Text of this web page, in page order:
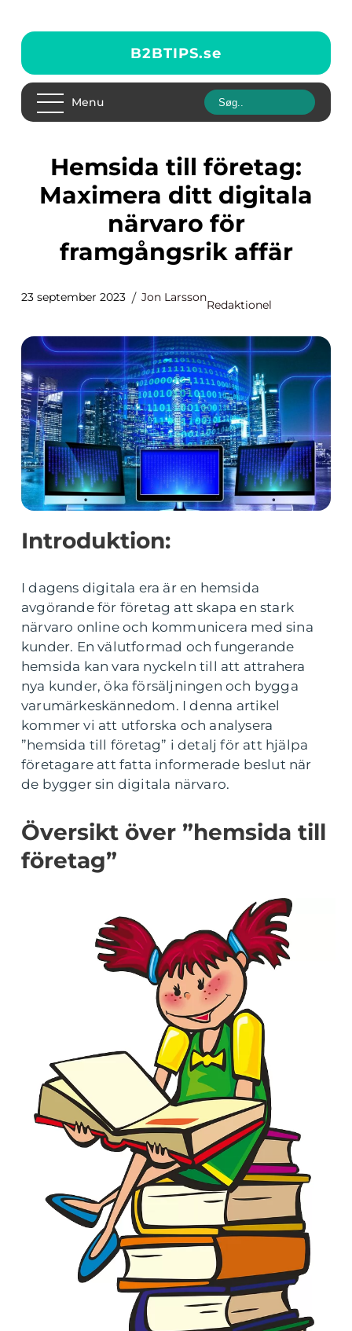
B2BTIPS.se
Menu
Hemsida till företag:
Maximera ditt digitala
närvaro för
framgångsrik affär
23 september 2023 Jon Larsson
Redaktionel
Introduktion:
I dagens digitala era är en hemsida
avgörande för företag att skapa en stark
närvaro online och kommunicera med sina
kunder. En välutformad och fungerande
hemsida kan vara nyckeln till att attrahera
nya kunder, öka försäljningen och bygga
varumärkeskännedom. I denna artikel
kommer vi att utforska och analysera
”hemsida till företag” i detalj för att hjälpa
företagare att fatta informerade beslut när
de bygger sin digitala närvaro.
Översikt över ”hemsida till
företag”